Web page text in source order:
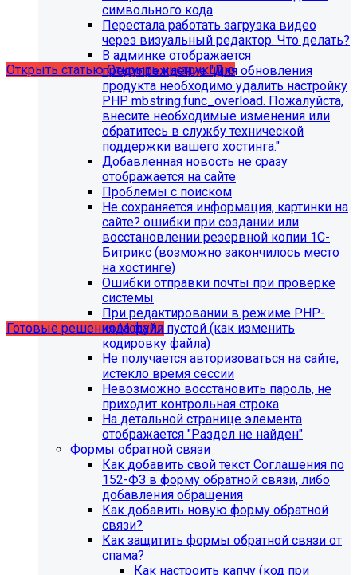
PHP версии ниже 8.0. Рекомендуемая
версия PHP - 8.1 и выше
Открыть статьюОткрыть инструкцию
Учебные курсы
по работе с готовыми решениями и модулями
размещены в разделе "Учебные курсы"
Готовые решенияМодули
Инструкция по удалению ссылок на
символьного кода
Перестала работать загрузка видео
через визуальный редактор. Что делать?
В админке отображается
предупреждение "Для обновления
продукта необходимо удалить настройку
PHP mbstring.func_overload. Пожалуйста,
внесите необходимые изменения или
обратитесь в службу технической
поддержки вашего хостинга."
Добавленная новость не сразу
отображается на сайте
Проблемы с поиском
Не сохраняется информация, картинки на
сайте? ошибки при создании или
восстановлении резервной копии 1С-
Битрикс (возможно закончилось место
на хостинге)
Ошибки отправки почты при проверке
системы
При редактировании в режиме PHP-
кода файл пустой (как изменить
кодировку файла)
Не получается авторизоваться на сайте,
истекло время сессии
Невозможно восстановить пароль, не
приходит контрольная строка
На детальной странице элемента
отображается "Раздел не найден"
Формы обратной связи
Как добавить свой текст Соглашения по
152-ФЗ в форму обратной связи, либо
добавления обращения
Как добавить новую форму обратной
связи?
Как защитить формы обратной связи от
спама?
Как настроить капчу (код при